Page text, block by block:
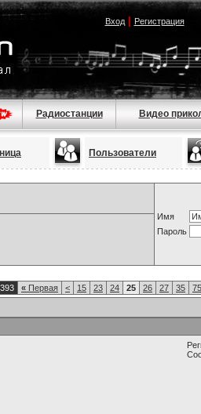
Вход| Регистрация
Радиостанции Видео
Пользователи
Имя
Пароль
« Первая < 15 23 24 25 26 27 35 75